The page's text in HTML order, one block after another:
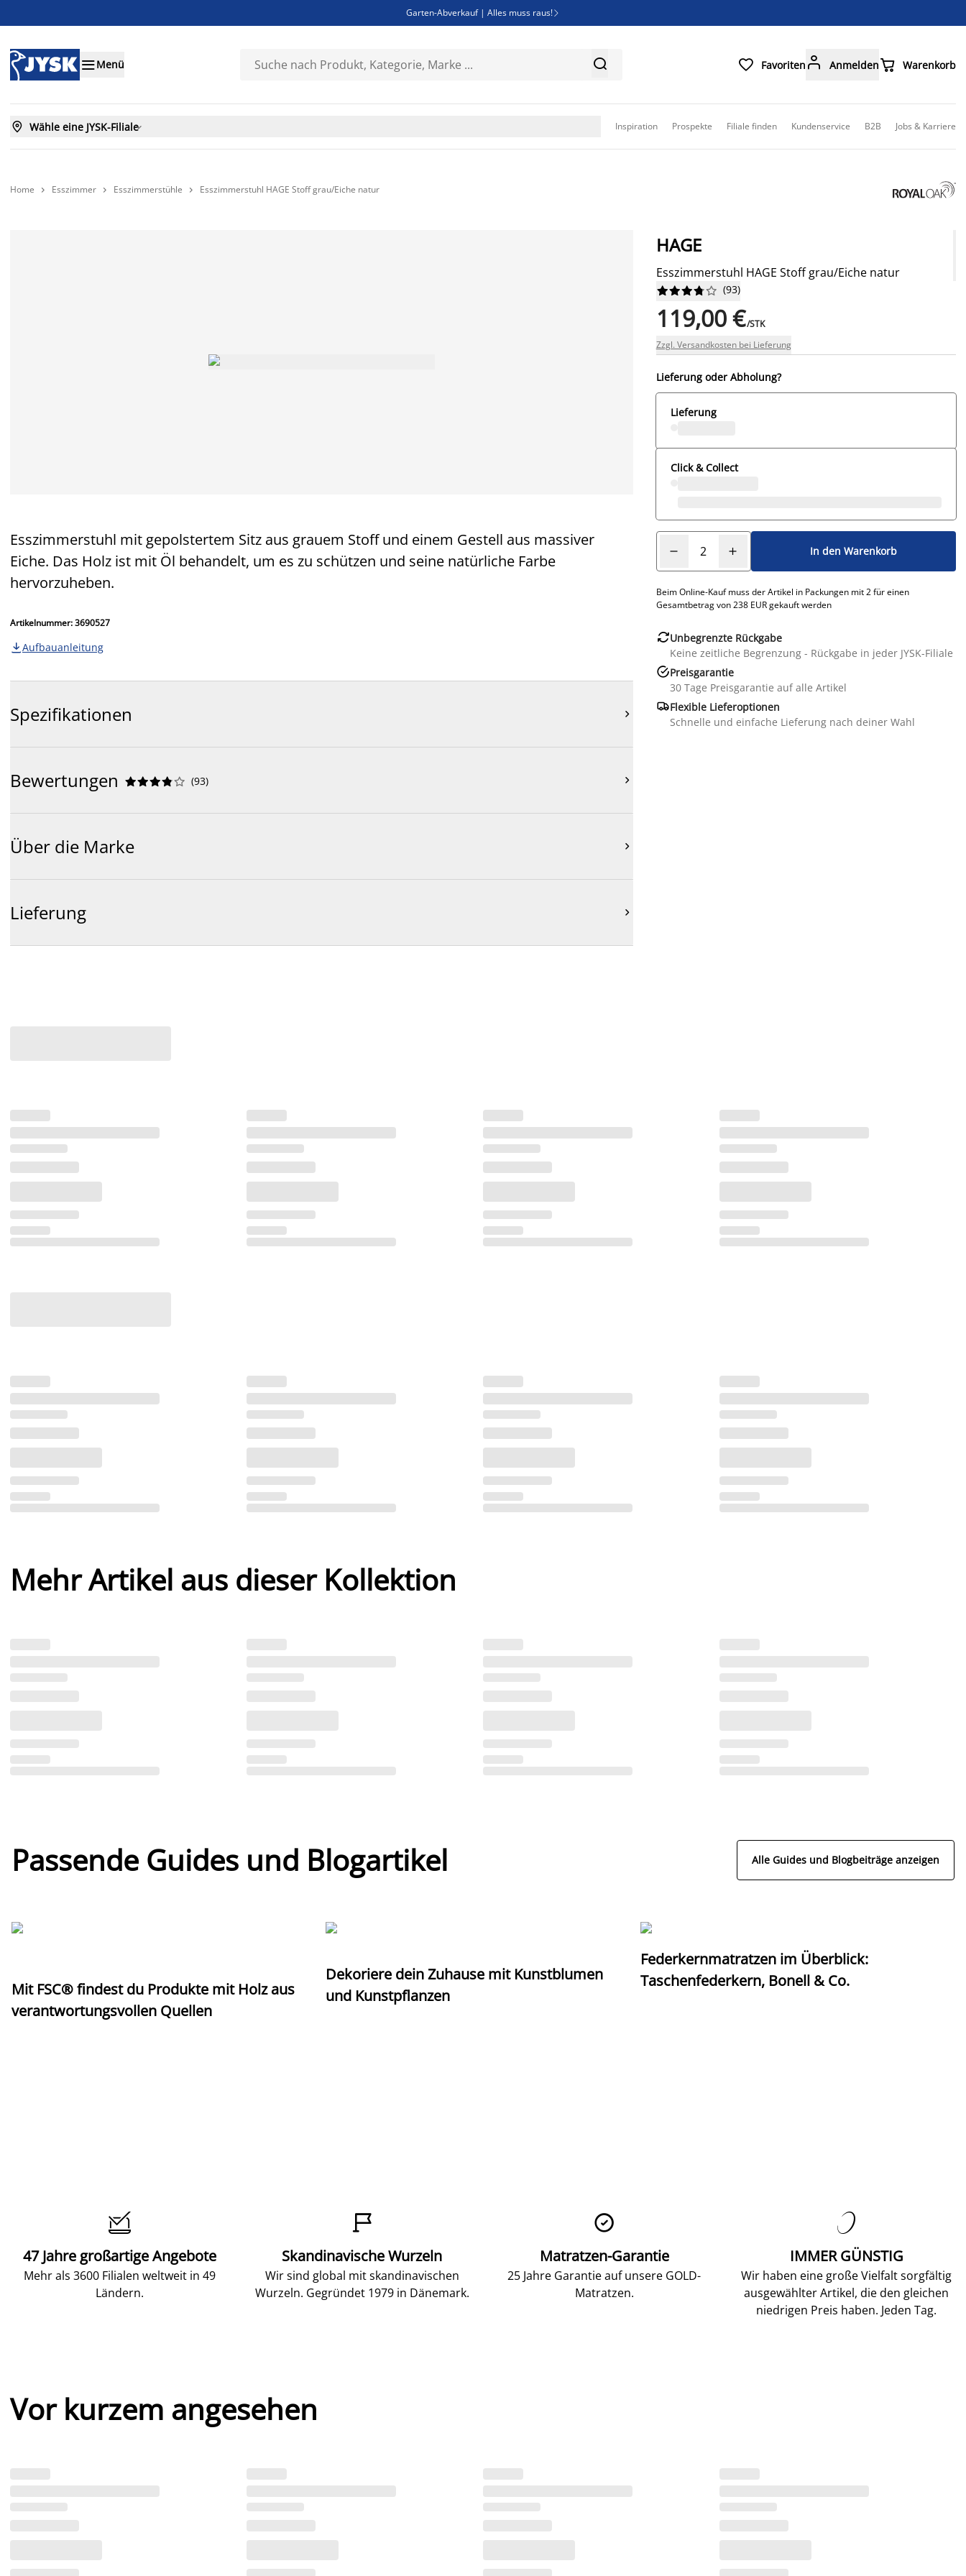
Garten-Abverkauf | Alles muss raus! 
Bist du Unternehmer? Entdecke JYSK-B2B
Menü   Favoriten  Anmelden Warenkorb
 Wähle eine JYSK-Filiale Inspiration Prospekte Filiale finden Kundenservice B2B Jobs & Karriere
Home  Esszimmer  Esszimmerstühle  Esszimmerstuhl HAGE Stoff grau/Eiche natur
Esszimmerstuhl mit gepolstertem Sitz aus grauem Stoff und einem Gestell aus massiver
Eiche. Das Holz ist mit Öl behandelt, um es zu schützen und seine natürliche Farbe
hervorzuheben.
Artikelnummer: 3690527
 Aufbauanleitung
Spezifikationen 
Bewertungen 




 (93) 
Über die Marke 
Lieferung 
HAGE
Esszimmerstuhl HAGE Stoff grau/Eiche natur





 (93)
119,00 €/STK
Zzgl. Versandkosten bei Lieferung
Lieferung oder Abholung?
Lieferung
Click & Collect
In den Warenkorb
Beim Online-Kauf muss der Artikel in Packungen mit 2 für einen
Gesamtbetrag von 238 EUR gekauft werden
Unbegrenzte Rückgabe
Keine zeitliche Begrenzung - Rückgabe in jeder JYSK-Filiale
Preisgarantie
30 Tage Preisgarantie auf alle Artikel
Flexible Lieferoptionen
Schnelle und einfache Lieferung nach deiner Wahl
Mehr Artikel aus dieser Kollektion
Passende Guides und Blogartikel Alle Guides und Blogbeiträge anzeigen
Mit FSC® findest du Produkte mit Holz aus
verantwortungsvollen Quellen
Dekoriere dein Zuhause mit Kunstblumen
und Kunstpflanzen
Federkernmatratzen im Überblick:
Taschenfederkern, Bonell & Co.

47 Jahre großartige Angebote
Mehr als 3600 Filialen weltweit in 49
Ländern.

Skandinavische Wurzeln
Wir sind global mit skandinavischen
Wurzeln. Gegründet 1979 in Dänemark.

Matratzen-Garantie
25 Jahre Garantie auf unsere GOLD-
Matratzen.

IMMER GÜNSTIG
Wir haben eine große Vielfalt sorgfältig
ausgewählter Artikel, die den gleichen
niedrigen Preis haben. Jeden Tag.
Vor kurzem angesehen